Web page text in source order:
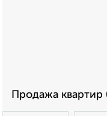
Продажа квартир